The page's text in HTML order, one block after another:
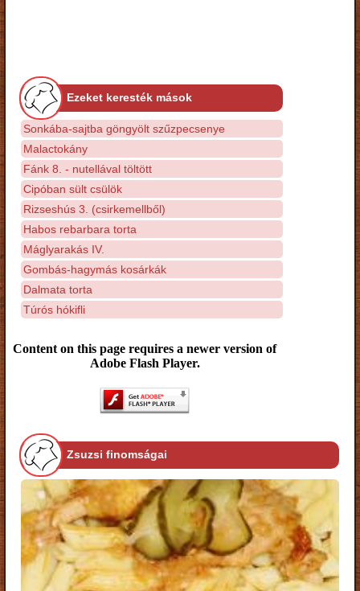
Ezeket keresték mások
Sonkába-sajtba göngyölt szűzpecsenye
Malactokány
Fánk 8. - nutellával töltött
Cipóban sült csülök
Rizseshús 3. (csirkemellből)
Habos rebarbara torta
Máglyarakás IV.
Gombás-hagymás kosárkák
Dalmata torta
Túrós hókifli
Content on this page requires a newer version of
Adobe Flash Player.
Zsuzsi finomságai